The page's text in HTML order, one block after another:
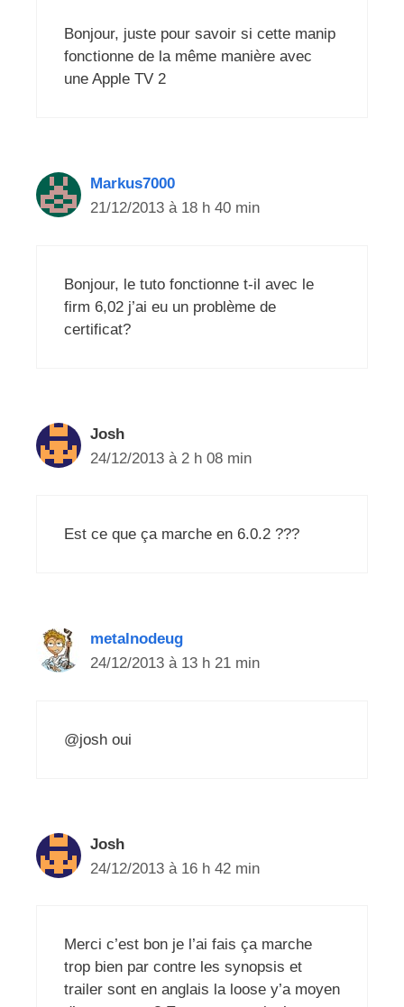
Bonjour, juste pour savoir si cette manip
fonctionne de la même manière avec
une Apple TV 2
Markus7000
21/12/2013 à 18 h 40 min
Bonjour, le tuto fonctionne t-il avec le
firm 6,02 j’ai eu un problème de
certificat?
Josh
24/12/2013 à 2 h 08 min
Est ce que ça marche en 6.0.2 ???
metalnodeug
24/12/2013 à 13 h 21 min
@josh oui
Josh
24/12/2013 à 16 h 42 min
Merci c’est bon je l’ai fais ça marche
trop bien par contre les synopsis et
trailer sont en anglais la loose y’a moyen